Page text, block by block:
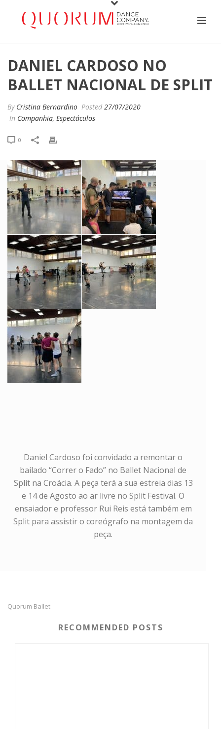
DANIEL CARDOSO NO
BALLET NACIONAL DE SPLIT
By Cristina Bernardino Posted 27/07/2020
In Companhia, Espectáculos
0
Daniel Cardoso foi convidado a remontar o
bailado “Correr o Fado” no Ballet Nacional de
Split na Croácia. A peça terá a sua estreia dias 13
e 14 de Agosto ao ar livre no Split Festival. O
ensaiador e professor Rui Reis está também em
Split para assistir o coreógrafo na montagem da
peça.
Quorum Ballet
RECOMMENDED POSTS